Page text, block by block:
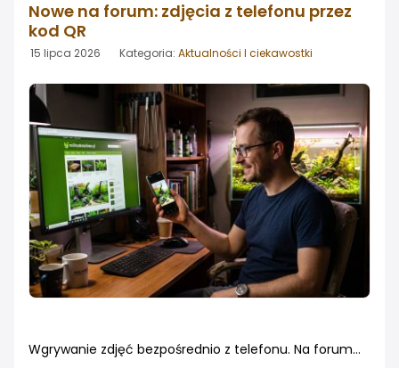
Nowe na forum: zdjęcia z telefonu przez
kod QR
15 lipca 2026 Kategoria: Aktualności I ciekawostki
Wgrywanie zdjęć bezpośrednio z telefonu. Na forum